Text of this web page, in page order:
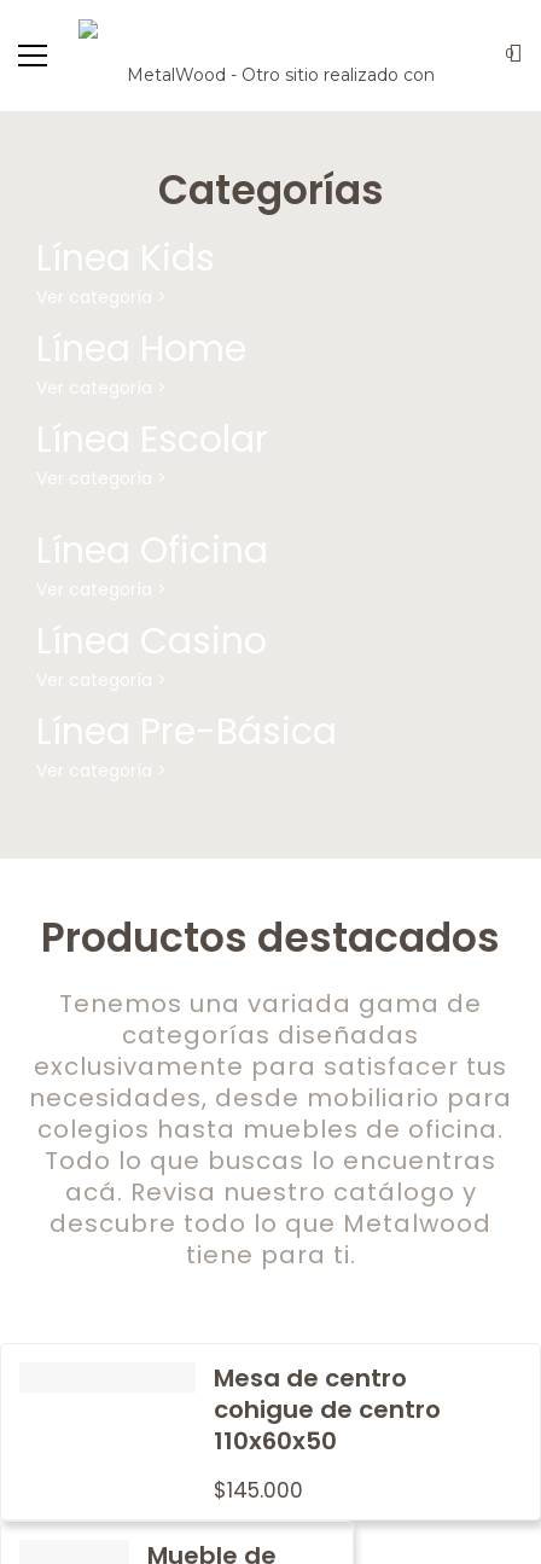
0
Categorías
Línea Kids
Ver categoría >
Línea Home
Ver categoría >
Línea Escolar
Ver categoría >
Línea Oficina
Ver categoría >
Línea Casino
Ver categoría >
Línea Pre-Básica
Ver categoría >
Productos destacados
Tenemos una variada gama de
categorías diseñadas
exclusivamente para satisfacer tus
necesidades, desde mobiliario para
colegios hasta muebles de oficina.
Todo lo que buscas lo encuentras
acá. Revisa nuestro catálogo y
descubre todo lo que Metalwood
tiene para ti.
Mesa de centro
cohigue de centro
110x60x50
$145.000
Mueble de